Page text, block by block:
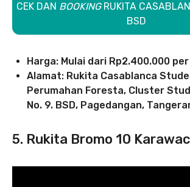
CEK DAN BOOKINGRUKITA
BSD
Harga: Mulai dari Rp2.400.000
Alamat: Rukita Casablanca
Perumahan Foresta, Cluster
No. 9. BSD, Pagedangan,
5. Rukita Bromo 10